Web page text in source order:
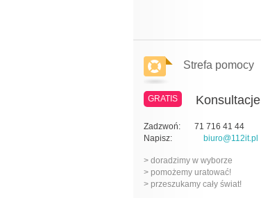
Strefa pomocy
GRATIS Konsultacje
Zadzwoń:
71 716 41 44
Napisz:
biuro@112it.pl
> doradzimy w wyborze
> pomożemy uratować!
> przeszukamy cały świat!